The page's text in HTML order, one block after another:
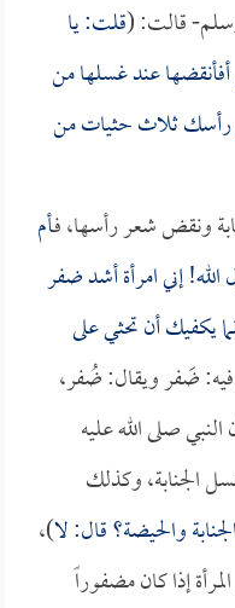
وسلم- قالت: (قلت: يا
عند غسلها من
رأسك ثلاث حثيات من
ونقض شعر رأسها، فـأم
إني امرأة أشد ضفر
يكفيك أن تحثي على
ضَفر ويقال: ضُفر،
صلى الله عليه
الجنابة، وكذلك
والحيضة؟ قال: لا)،
إذا كان مضفوراً